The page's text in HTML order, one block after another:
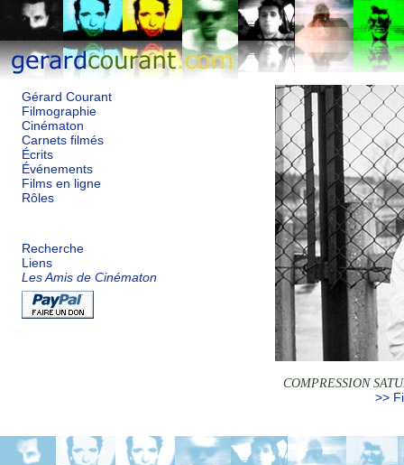
Gérard Courant
Filmographie
Cinématon
Carnets filmés
Écrits
Événements
Films en ligne
Rôles
Recherche
Liens
Les Amis de Cinématon
COMPRESSION
>>